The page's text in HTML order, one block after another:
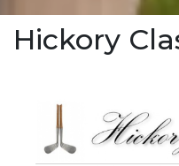
Hickory